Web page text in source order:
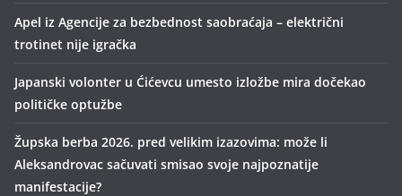
Apel iz Agencije za bezbednost saobraćaja – električni
trotinet nije igračka
Japanski volonter u Ćićevcu umesto izložbe mira dočekao
političke optužbe
Župska berba 2026. pred velikim izazovima: može li
Aleksandrovac sačuvati smisao svoje najpoznatije
manifestacije?